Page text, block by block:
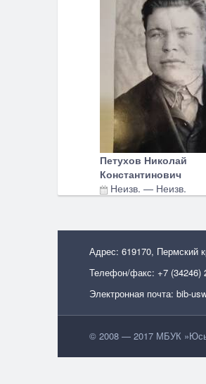
Петухов Николай
Константинович
Неизв. — Неизв.
Адрес: 619170, Пермский
Телефон/факс: +7 (34246)
Электронная почта: bib-
© 2008 — 2017 МБУК